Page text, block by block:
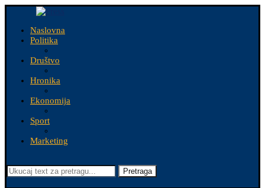
Naslovna
Politika
Društvo
Hronika
Ekonomija
Sport
Marketing
Pretraga